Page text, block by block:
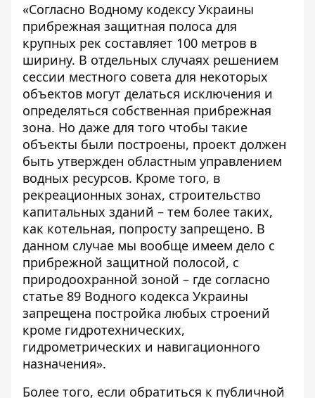
«Согласно Водному кодексу Украины
прибрежная защитная полоса для
крупных рек составляет 100 метров в
ширину. В отдельных случаях решением
сессии местного совета для некоторых
объектов могут делаться исключения и
определяться собственная прибрежная
зона. Но даже для того чтобы такие
объекты были построены, проект должен
быть утвержден областным управлением
водных ресурсов. Кроме того, в
рекреационных зонах, строительство
капитальных зданий – тем более таких,
как котельная, попросту запрещено. В
данном случае мы вообще имеем дело с
прибрежной защитной полосой, с
природоохранной зоной – где согласно
статье 89 Водного кодекса Украины
запрещена постройка любых строений
кроме гидротехнических,
гидрометрических и навигационного
назначения».
Более того, если обратиться к публичной